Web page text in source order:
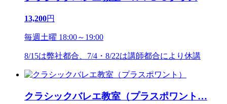
13,200円
毎週土曜 18:00～19:00
8/15は弊社都合、7/4・8/22は講師都合により休講
クラシックバレエ教室（プラスポワント…